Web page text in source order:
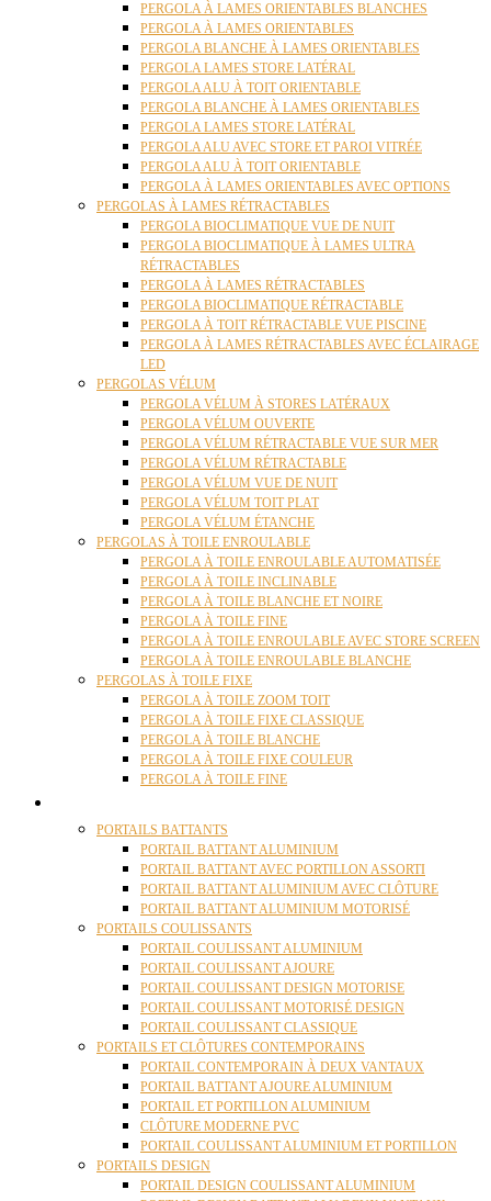
PERGOLA À LAMES ORIENTABLES BLANCHES
PERGOLA À LAMES ORIENTABLES
PERGOLA BLANCHE À LAMES ORIENTABLES
PERGOLA LAMES STORE LATÉRAL
PERGOLA ALU À TOIT ORIENTABLE
PERGOLA BLANCHE À LAMES ORIENTABLES
PERGOLA LAMES STORE LATÉRAL
PERGOLA ALU AVEC STORE ET PAROI VITRÉE
PERGOLA ALU À TOIT ORIENTABLE
PERGOLA À LAMES ORIENTABLES AVEC OPTIONS
PERGOLAS À LAMES RÉTRACTABLES
PERGOLA BIOCLIMATIQUE VUE DE NUIT
PERGOLA BIOCLIMATIQUE À LAMES ULTRA
RÉTRACTABLES
PERGOLA À LAMES RÉTRACTABLES
PERGOLA BIOCLIMATIQUE RÉTRACTABLE
PERGOLA À TOIT RÉTRACTABLE VUE PISCINE
PERGOLA À LAMES RÉTRACTABLES AVEC ÉCLAIRAGE
LED
PERGOLAS VÉLUM
PERGOLA VÉLUM À STORES LATÉRAUX
PERGOLA VÉLUM OUVERTE
PERGOLA VÉLUM RÉTRACTABLE VUE SUR MER
PERGOLA VÉLUM RÉTRACTABLE
PERGOLA VÉLUM VUE DE NUIT
PERGOLA VÉLUM TOIT PLAT
PERGOLA VÉLUM ÉTANCHE
PERGOLAS À TOILE ENROULABLE
PERGOLA À TOILE ENROULABLE AUTOMATISÉE
PERGOLA À TOILE INCLINABLE
PERGOLA À TOILE BLANCHE ET NOIRE
PERGOLA À TOILE FINE
PERGOLA À TOILE ENROULABLE AVEC STORE SCREEN
PERGOLA À TOILE ENROULABLE BLANCHE
PERGOLAS À TOILE FIXE
PERGOLA À TOILE ZOOM TOIT
PERGOLA À TOILE FIXE CLASSIQUE
PERGOLA À TOILE BLANCHE
PERGOLA À TOILE FIXE COULEUR
PERGOLA À TOILE FINE
PORTAILS BATTANTS
PORTAIL BATTANT ALUMINIUM
PORTAIL BATTANT AVEC PORTILLON ASSORTI
PORTAIL BATTANT ALUMINIUM AVEC CLÔTURE
PORTAIL BATTANT ALUMINIUM MOTORISÉ
PORTAILS COULISSANTS
PORTAIL COULISSANT ALUMINIUM
PORTAIL COULISSANT AJOURE
PORTAIL COULISSANT DESIGN MOTORISE
PORTAIL COULISSANT MOTORISÉ DESIGN
PORTAIL COULISSANT CLASSIQUE
PORTAILS ET CLÔTURES CONTEMPORAINS
PORTAIL CONTEMPORAIN À DEUX VANTAUX
PORTAIL BATTANT AJOURE ALUMINIUM
PORTAIL ET PORTILLON ALUMINIUM
CLÔTURE MODERNE PVC
PORTAIL COULISSANT ALUMINIUM ET PORTILLON
PORTAILS DESIGN
PORTAIL DESIGN COULISSANT ALUMINIUM